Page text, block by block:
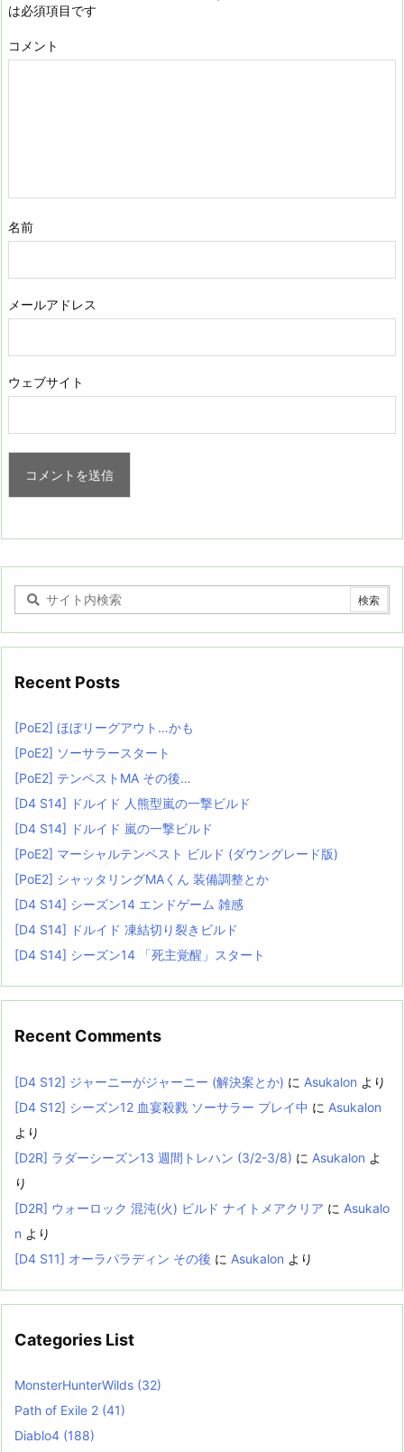
は必須項目です
コメント
名前
メールアドレス
ウェブサイト
Recent Posts
[PoE2] ほぼリーグアウト…かも
[PoE2] ソーサラースタート
[PoE2] テンペストMA その後…
[D4 S14] ドルイド 人熊型嵐の一撃ビルド
[D4 S14] ドルイド 嵐の一撃ビルド
[PoE2] マーシャルテンペスト ビルド (ダウングレード版)
[PoE2] シャッタリングMAくん 装備調整とか
[D4 S14] シーズン14 エンドゲーム 雑感
[D4 S14] ドルイド 凍結切り裂きビルド
[D4 S14] シーズン14 「死主覚醒」スタート
Recent Comments
[D4 S12] ジャーニーがジャーニー (解決案とか) に Asukalon より
[D4 S12] シーズン12 血宴殺戮 ソーサラー プレイ中 に Asukalon
より
[D2R] ラダーシーズン13 週間トレハン (3/2-3/8) に Asukalon よ
り
[D2R] ウォーロック 混沌(火) ビルド ナイトメアクリア に Asukalo
n より
[D4 S11] オーラパラディン その後 に Asukalon より
Categories List
MonsterHunterWilds (32)
Path of Exile 2 (41)
Diablo4 (188)